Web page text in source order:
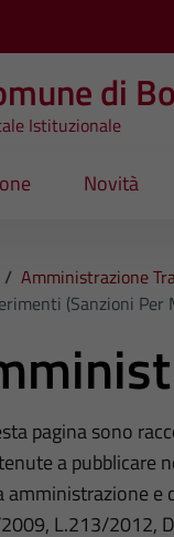
di
Istituzionale
Novità
/ Amministrazione
(Sanzioni Per
pagina sono
a pubblicare
amministrazione e
L.213/2012,